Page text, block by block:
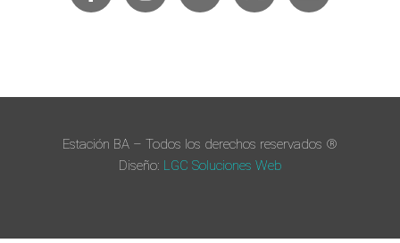
Estación BA – Todos los derechos reservados ®
Diseño: LGC Soluciones Web